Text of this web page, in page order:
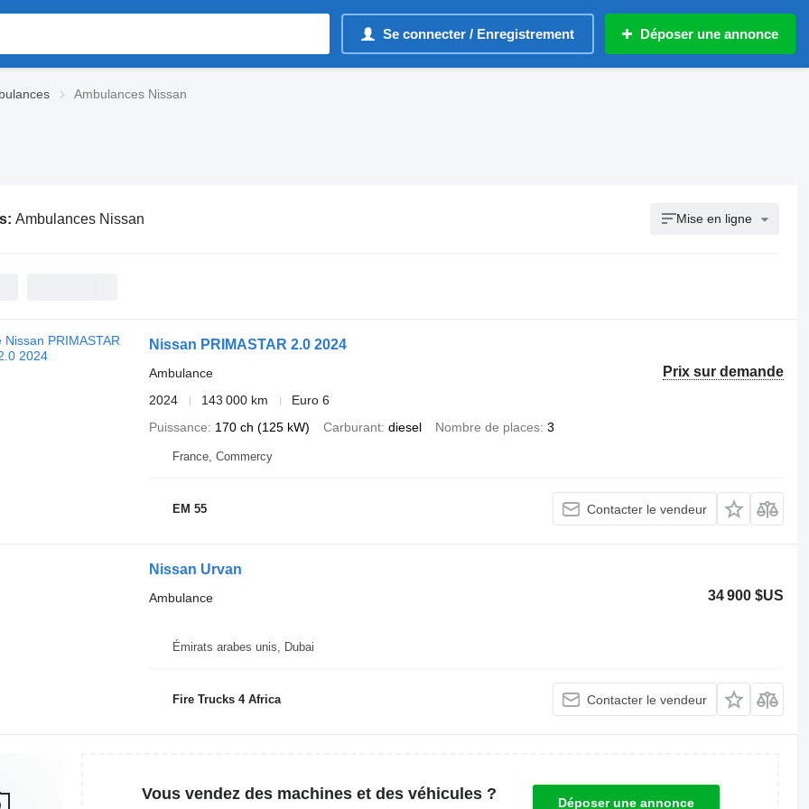
Se connecter / Enregistrement Déposer une annonce
Ambulances Nissan
Ambulances Nissan Mise en ligne
Nissan PRIMASTAR 2.0 2024
Prix sur demande
Ambulance
2024
143 000 km
Euro 6
Puissance
170 ch (125 kW) Carburant diesel Nombre de places 3
France, Commercy
EM 55 Contacter le vendeur
Nissan Urvan
34 900 $US
Ambulance
Émirats arabes unis, Dubai
Fire Trucks 4 Africa Contacter le vendeur
Vous vendez des machines et des véhicules ?
Déposer une annonce